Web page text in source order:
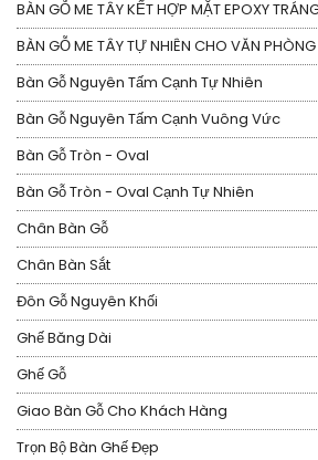
BÀN GỖ ME TÂY KẾT HỢP MẶT EPOXY
BÀN GỖ ME TÂY TỰ NHIÊN CHO VĂN PHÒNG
Bàn Gỗ Nguyên Tấm Cạnh Tự Nhiên
Bàn Gỗ Nguyên Tấm Cạnh Vuông Vức
Bàn Gỗ Tròn - Oval
Bàn Gỗ Tròn - Oval Cạnh Tự Nhiên
Chân Bàn Gỗ
Chân Bàn Sắt
Đôn Gỗ Nguyên Khối
Ghế Băng Dài
Ghế Gỗ
Giao Bàn Gỗ Cho Khách Hàng
Trọn Bộ Bàn Ghế Đẹp